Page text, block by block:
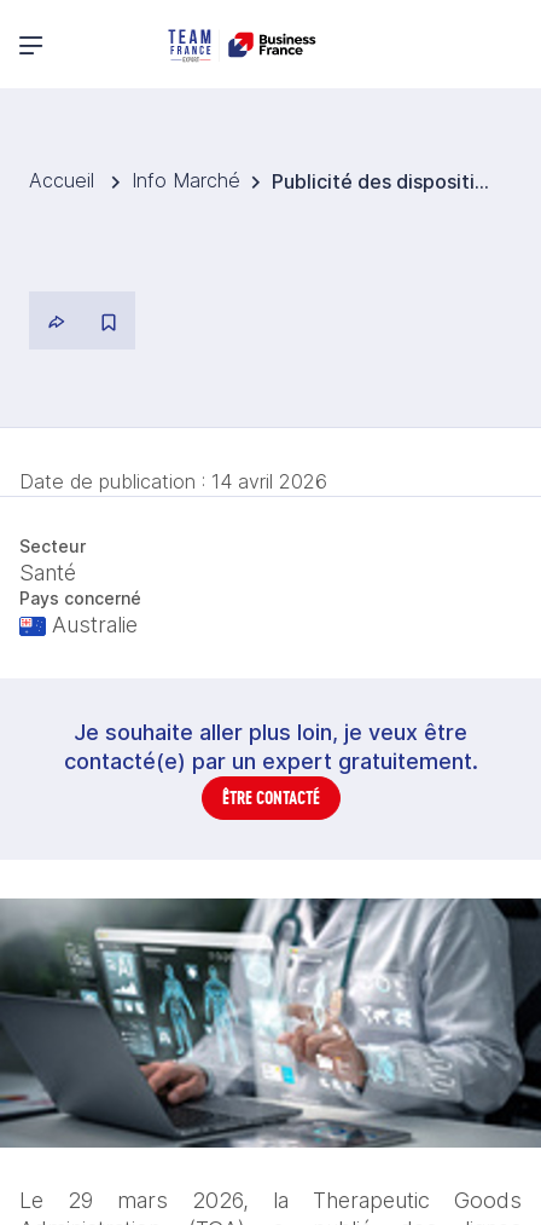
Menu principal
Accueil Info Marché Publicité des dispositifs médicaux logiciels
Date de publication : 14 avril 2026
Secteur
Santé
Pays concerné
Australie
Je souhaite aller plus loin, je veux être
contacté(e) par un expert gratuitement.
ÊTRE CONTACTÉ
Le 29 mars 2026, la Therapeutic Goods